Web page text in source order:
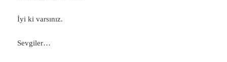
İyi ki varsınız.
Sevgiler…